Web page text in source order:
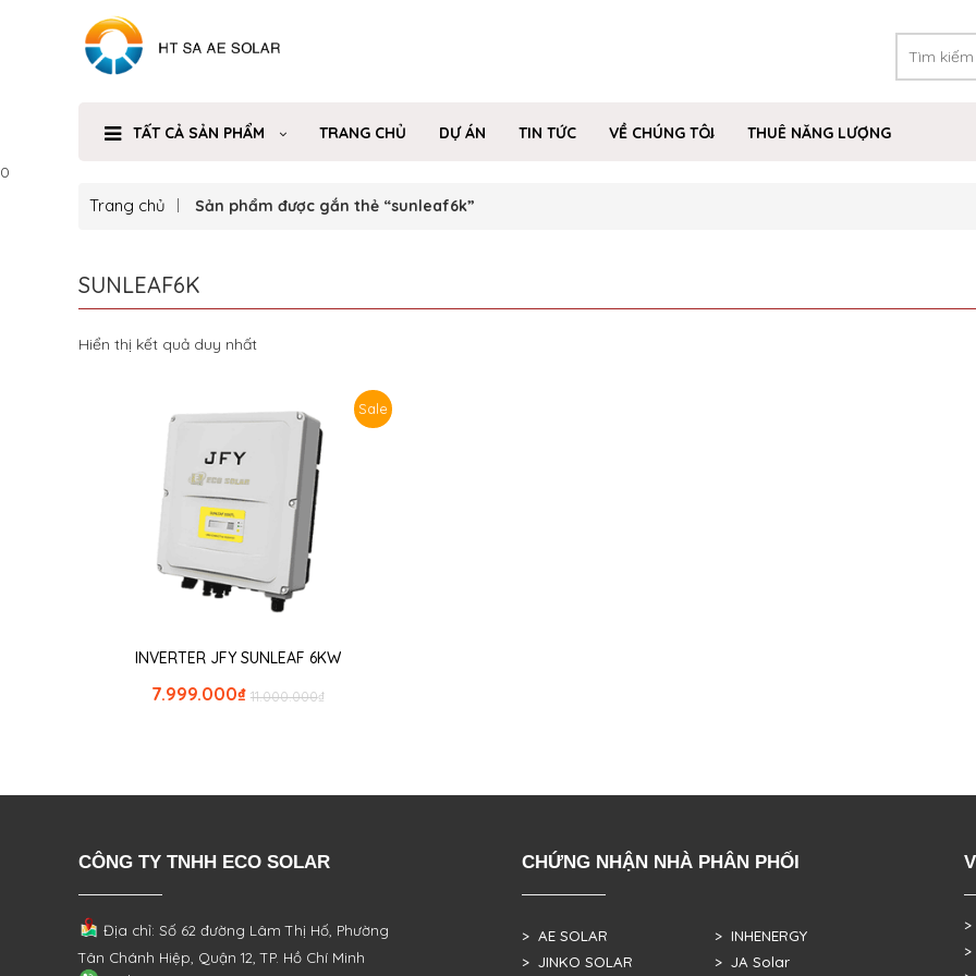
TẤT CẢ SẢN PHẨM TRANG CHỦ DỰ ÁN TIN TỨC VỀ CHÚNG TÔI
THUÊ NĂNG LƯỢNG
0
Trang chủ Sản phẩm được gắn thẻ “sunleaf6k”
SUNLEAF6K
Hiển thị kết quả duy nhất
Sale
INVERTER JFY SUNLEAF 6KW
₫
11.000.000
₫
7.999.000
CÔNG TY TNHH ECO SOLAR
Địa chỉ: Số 62 đường Lâm Thị Hố, Phường
Tân Chánh Hiệp, Quận 12, TP. Hồ Chí Minh
CHỨNG NHẬN NHÀ PHÂN PHỐI
> AE SOLAR
> JINKO SOLAR
> INHENERGY
> JA Solar
>